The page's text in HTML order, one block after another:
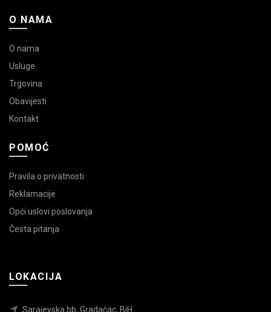
O NAMA
O nama
Usluge
Trgovina
Obavijesti
Kontakt
POMOĆ
Pravila o privatnosti
Reklamacije
Opći uslovi poslovanja
Česta pitanja
LOKACIJA
Sarajevska bb, Gradačac, BiH